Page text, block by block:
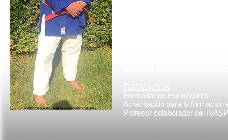
Formador de Formadores.
Acreditación para la
Profesor colaborador del